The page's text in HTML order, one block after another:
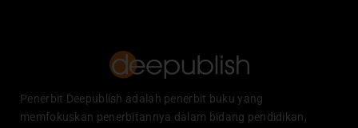
Penerbit Deepublish adalah penerbit buku yang
memfokuskan penerbitannya dalam bidang pendidikan,